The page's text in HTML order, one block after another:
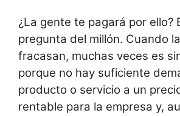
¿La gente te pagará por ello?
pregunta del millón. Cuando
fracasan, muchas veces es
porque no hay suficiente
producto o servicio a un
rentable para la empresa y,